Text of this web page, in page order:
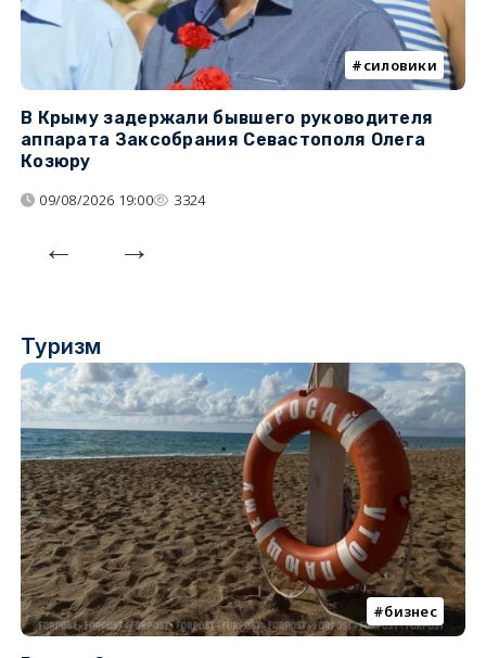
силовики
В Крыму задержали бывшего руководителя
аппарата Заксобрания Севастополя Олега
Козюру
09/08/2026 19:00 3324
Туризм
бизнес